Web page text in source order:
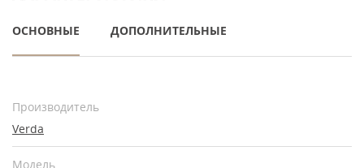
ОСНОВНЫЕ ДОПОЛНИТЕЛЬНЫЕ
Производитель
Verda
Модель